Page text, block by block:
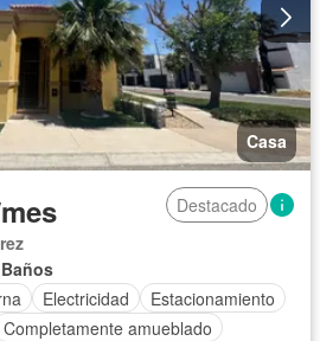
Casa
Destacado
Electricidad
Estacionamiento
Completamente amueblado